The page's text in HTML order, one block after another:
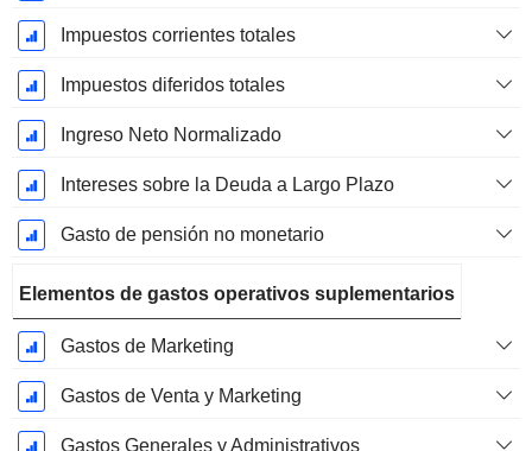
Impuestos corrientes totales
Impuestos diferidos totales
Ingreso Neto Normalizado
Intereses sobre la Deuda a Largo Plazo
Gasto de pensión no monetario
Elementos de gastos operativos suplementarios
Gastos de Marketing
Gastos de Venta y Marketing
Gastos Generales y Administrativos